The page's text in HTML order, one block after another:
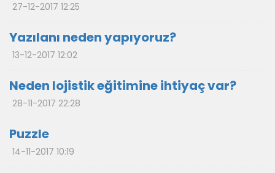
27-12-2017 12:25
Yazılanı neden yapıyoruz?
13-12-2017 12:02
Neden lojistik eğitimine ihtiyaç var?
28-11-2017 22:28
Puzzle
14-11-2017 10:19